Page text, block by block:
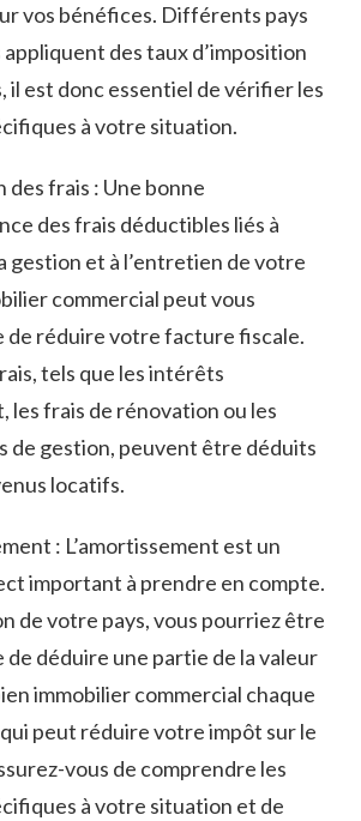
vos bénéfices. Différents pays
des taux d’imposition
est ‍donc essentiel de vérifier les‌
à‍ votre ‍situation.
des frais :⁢ Une ​bonne
des⁣ frais déductibles liés à
gestion ‍et à l’entretien de votre
commercial peut vous
⁢réduire votre facture ‍fiscale.
tels que les intérêts
les frais ⁣de rénovation ou les‌
de gestion, peuvent être déduits
locatifs.
⁤: L’amortissement⁢ est un
important à prendre en compte.
de votre pays, vous pourriez être
de⁢ déduire une partie de la valeur
immobilier commercial ​chaque
peut ​réduire votre impôt sur le
vous de comprendre les
à votre situation et de⁣